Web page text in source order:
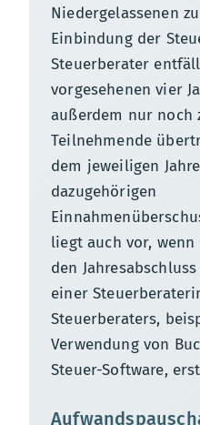
Niedergelassenen
Einbindung der
Steuerberater
vorgesehenen vier
außerdem nur noch
Teilnehmende
dem jeweiligen
dazugehörigen
liegt auch vor,
den
einer
Steuerberaters,
Verwendung von
Steuer-Software,